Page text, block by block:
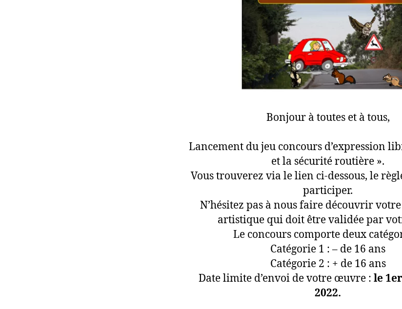
Bonjour à toutes et à tous,
Lancement du jeu concours d’expression
et la sécurité routière ».
Vous trouverez via le lien ci-dessous, le
participer.
N’hésitez pas à nous faire découvrir
artistique qui doit être validée par
Le concours comporte deux
Catégorie 1 : – de 16 ans
Catégorie 2 : + de 16 ans
Date limite d’envoi de votre œuvre : le
2022.